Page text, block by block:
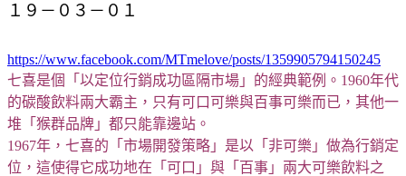
１９－０３－０１
https://www.facebook.com/MTmelove/posts/1359905794150245
七喜是個「以定位行銷成功區隔市場」的經典範例。 1960年代
的碳酸飲料兩大霸主，只有可口可樂與百事可樂而已，其他一
堆「猴群品牌」都只能靠邊站。
1967年， 七喜的「市場開發策略」是以「非可樂」做為行銷定
位，這使得它成功地在「可口」與「百事」兩大可樂飲料之